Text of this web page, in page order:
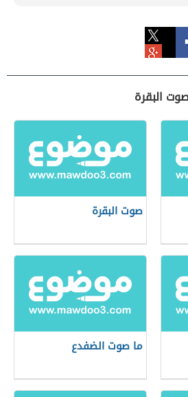
البقرة
صوت البقرة
ما صوت الضفدع